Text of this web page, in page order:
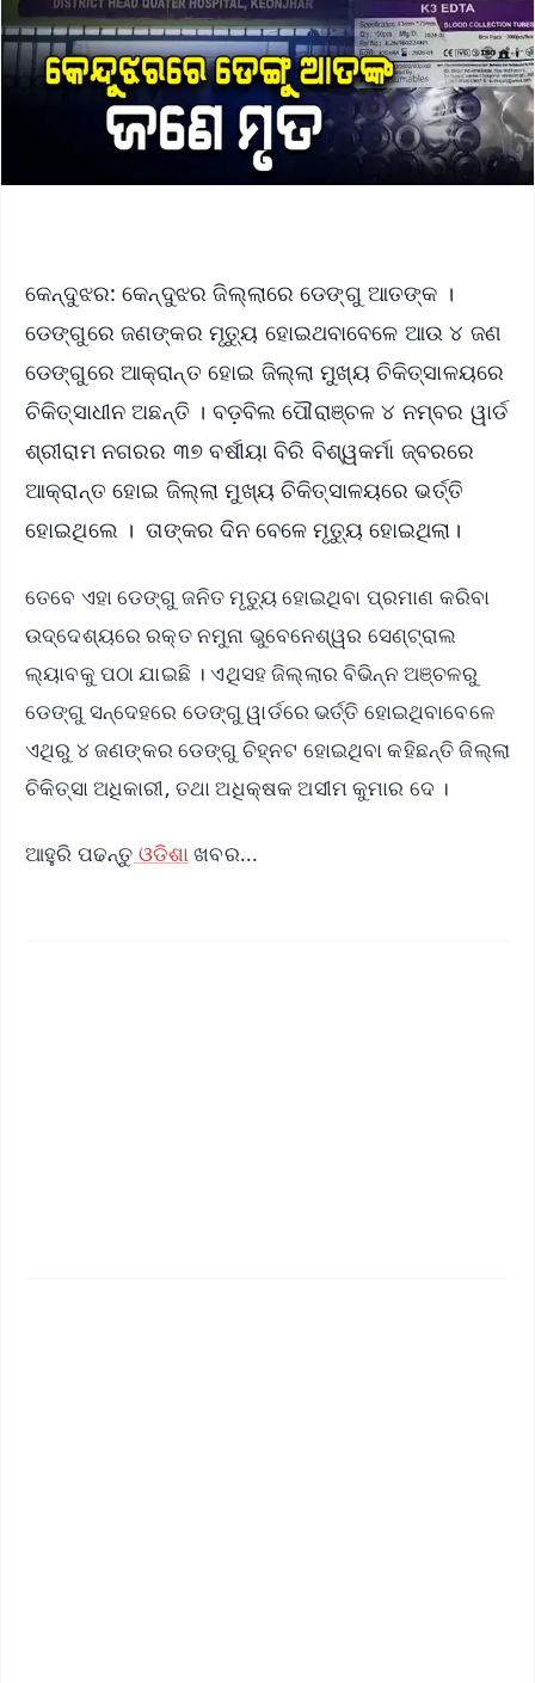
କେନ୍ଦୁଝର: କେନ୍ଦୁଝର ଜିଲ୍ଲାରେ ଡେଙ୍ଗୁ ଆତଙ୍କ ।
ଡେଙ୍ଗୁରେ ଜଣଙ୍କର ମୃତ୍ୟୁ ହୋଇଥବାବେଳେ ଆଉ ୪ ଜଣ
ଡେଙ୍ଗୁରେ ଆକ୍ରାନ୍ତ ହୋଇ ଜିଲ୍ଲା ମୁଖ୍ୟ ଚିକିତ୍ସାଳୟରେ
ଚିକିତ୍ସାଧୀନ ଅଛନ୍ତି । ବଡ଼ବିଲ ପୌରାଞ୍ଚଳ ୪ ନମ୍ବର ୱାର୍ଡ
ଶ୍ରୀରାମ ନଗରର ୩୭ ବର୍ଷୀୟା ବିରି ବିଶ୍ୱକର୍ମା ଜ୍ବରରେ
ଆକ୍ରାନ୍ତ ହୋଇ ଜିଲ୍ଲା ମୁଖ୍ୟ ଚିକିତ୍ସାଳୟରେ ଭର୍ତ୍ତି
ହୋଇଥିଲେ । ତାଙ୍କର ଦିନ ବେଳେ ମୃତ୍ୟୁ ହୋଇଥିଲା।
ତେବେ ଏହା ଡେଙ୍ଗୁ ଜନିତ ମୃତ୍ୟୁ ହୋଇଥିବା ପ୍ରମାଣ କରିବା
ଉଦ୍ଦେଶ୍ୟରେ ରକ୍ତ ନମୁନା ଭୁବେନେଶ୍ୱର ସେଣ୍ଟ୍ରାଲ
ଲ୍ୟାବକୁ ପଠା ଯାଇଛି । ଏଥିସହ ଜିଲ୍ଲାର ବିଭିନ୍ନ ଅଞ୍ଚଳରୁ
ଡେଙ୍ଗୁ ସନ୍ଦେହରେ ଡେଙ୍ଗୁ ୱାର୍ଡରେ ଭର୍ତ୍ତି ହୋଇଥିବାବେଳେ
ଏଥିରୁ ୪ ଜଣଙ୍କର ଡେଙ୍ଗୁ ଚିହ୍ନଟ ହୋଇଥିବା କହିଛନ୍ତି ଜିଲ୍ଲା
ଚିକିତ୍ସା ଅଧିକାରୀ, ତଥା ଅଧିକ୍ଷକ ଅସୀମ କୁମାର ଦେ ।
ଆହୁରି ପଢନ୍ତୁ ଓଡିଶା ଖବର...